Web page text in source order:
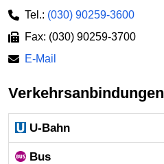
Tel.: (030) 90259-3600
Fax: (030) 90259-3700
E-Mail
Verkehrsanbindungen
U-Bahn
Bus